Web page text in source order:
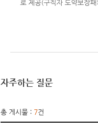
로 제공(구직자 도약보장패
자주하는 질문
총 게시물 : 7건